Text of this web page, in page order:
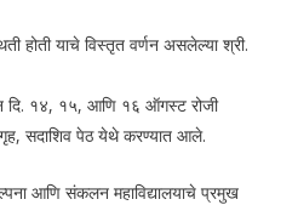
होती याचे विस्तृत वर्णन असलेल्या श्री.
दि. १४, १५, आणि १६ ऑगस्ट रोजी
सदाशिव पेठ येथे करण्यात आले.
आणि संकलन महाविद्यालयाचे प्रमुख